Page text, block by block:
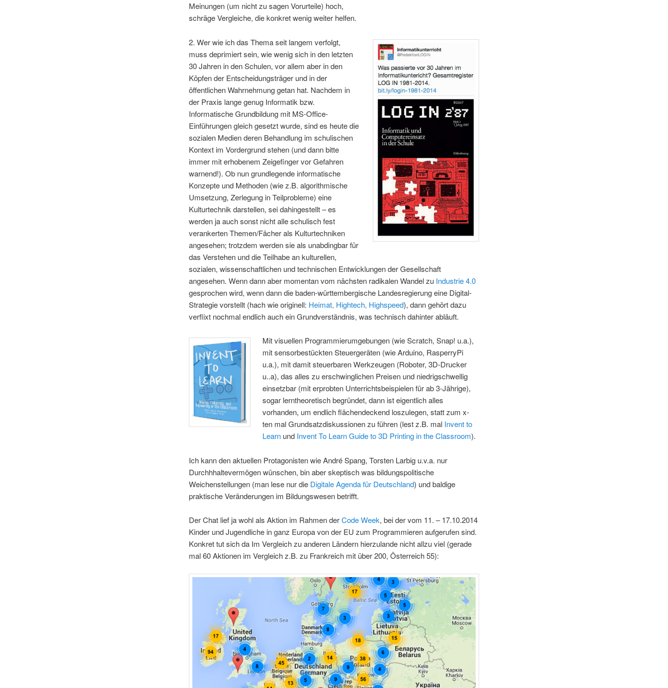
Meinungen (um nicht zu sagen Vorurteile) hoch,
schräge Vergleiche, die konkret wenig weiter helfen.
2. Wer wie ich das Thema seit langem verfolgt,
muss deprimiert sein, wie wenig sich in den letzten
30 Jahren in den Schulen, vor allem aber in den
Köpfen der Entscheidungsträger und in der
öffentlichen Wahrnehmung getan hat. Nachdem in
der Praxis lange genug Informatik bzw.
Informatische Grundbildung mit MS-Office-
Einführungen gleich gesetzt wurde, sind es heute die
sozialen Medien deren Behandlung im schulischen
Kontext im Vordergrund stehen (und dann bitte
immer mit erhobenem Zeigefinger vor Gefahren
warnend!). Ob nun grundlegende informatische
Konzepte und Methoden (wie z.B. algorithmische
Umsetzung, Zerlegung in Teilprobleme) eine
Kulturtechnik darstellen, sei dahingestellt – es
werden ja auch sonst nicht alle schulisch fest
verankerten Themen/Fächer als Kulturtechniken
angesehen; trotzdem werden sie als unabdingbar für
das Verstehen und die Teilhabe an kulturellen,
sozialen, wissenschaftlichen und technischen Entwicklungen der Gesellschaft
angesehen. Wenn dann aber momentan vom nächsten radikalen Wandel zu Industrie 4.0
gesprochen wird, wenn dann die baden-württembergische Landesregierung eine Digital-
Strategie vorstellt (hach wie originell: Heimat, Hightech, Highspeed), dann gehört dazu
verflixt nochmal endlich auch ein Grundverständnis, was technisch dahinter abläuft.
Mit visuellen Programmierumgebungen (wie Scratch, Snap! u.a.),
mit sensorbestückten Steuergeräten (wie Arduino, RasperryPi
u.a.), mit damit steuerbaren Werkzeugen (Roboter, 3D-Drucker
u..a), das alles zu erschwinglichen Preisen und niedrigschwellig
einsetzbar (mit erprobten Unterrichtsbeispielen für ab 3-Jährige),
sogar lerntheoretisch begründet, dann ist eigentlich alles
vorhanden, um endlich flächendeckend loszulegen, statt zum x-
ten mal Grundsatzdiskussionen zu führen (lest z.B. mal Invent to
Learn und Invent To Learn Guide to 3D Printing in the Classroom).
Ich kann den aktuellen Protagonisten wie André Spang, Torsten Larbig u.v.a. nur
Durchhhaltevermögen wünschen, bin aber skeptisch was bildungspolitische
Weichenstellungen (man lese nur die Digitale Agenda für Deutschland) und baldige
praktische Veränderungen im Bildungswesen betrifft.
Der Chat lief ja wohl als Aktion im Rahmen derCode Week, bei der vom 11. – 17.10.2014
Kinder und Jugendliche in ganz Europa von der EU zum Programmieren aufgerufen sind.
Konkret tut sich da Im Vergleich zu anderen Ländern hierzulande nicht allzu viel (gerade
mal 60 Aktionen im Vergleich z.B. zu Frankreich mit über 200, Österreich 55):